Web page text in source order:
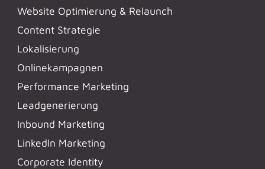
Website Optimierung & Relaunch
Content Strategie
Lokalisierung
Onlinekampagnen
Performance Marketing
Leadgenerierung
Inbound Marketing
LinkedIn Marketing
Corporate Identity